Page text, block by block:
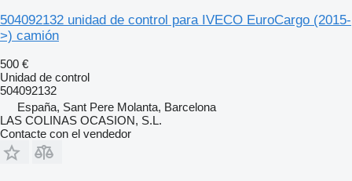
504092132 unidad de control para IVECO EuroCargo (2015-
>) camión
500 €
Unidad de control
504092132
España, Sant Pere Molanta, Barcelona
LAS COLINAS OCASION, S.L.
Contacte con el vendedor